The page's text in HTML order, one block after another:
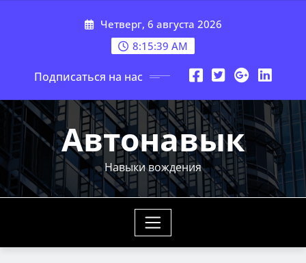
Четверг, 6 августа 2026
8:15:40 AM
Подписаться на нас
Автонавык
Навыки вождения